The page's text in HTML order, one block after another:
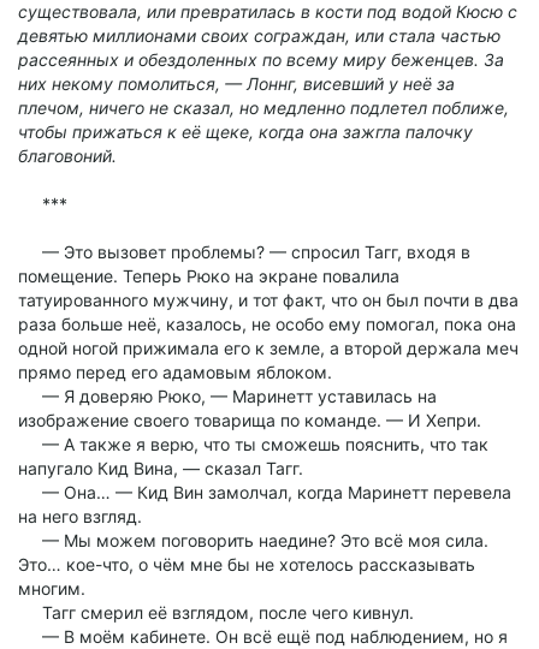
существовала, или превратилась в кости под водой Кюсю с
девятью миллионами своих сограждан, или стала частью
рассеянных и обездоленных по всему миру беженцев. За
них некому помолиться, — Лоннг, висевший у неё за
плечом, ничего не сказал, но медленно подлетел поближе,
чтобы прижаться к её щеке, когда она зажгла палочку
благовоний.
***
— Это вызовет проблемы? — спросил Тагг, входя в
помещение. Теперь Рюко на экране повалила
татуированного мужчину, и тот факт, что он был почти в два
раза больше неё, казалось, не особо ему помогал, пока она
одной ногой прижимала его к земле, а второй держала меч
прямо перед его адамовым яблоком.
— Я доверяю Рюко, — Маринетт уставилась на
изображение своего товарища по команде. — И Хепри.
— А также я верю, что ты сможешь пояснить, что так
напугало Кид Вина, — сказал Тагг.
— Она… — Кид Вин замолчал, когда Маринетт перевела
на него взгляд.
— Мы можем поговорить наедине? Это всё моя сила.
Это… кое-что, о чём мне бы не хотелось рассказывать
многим.
Тагг смерил её взглядом, после чего кивнул.
— В моём кабинете. Он всё ещё под наблюдением, но я